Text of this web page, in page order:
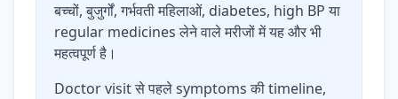
बच्चों, बुजुर्गों, गर्भवती महिलाओं, diabetes, high BP या
regular medicines लेने वाले मरीजों में यह और भी
महत्वपूर्ण है।
Doctor visit से पहले symptoms की timeline,